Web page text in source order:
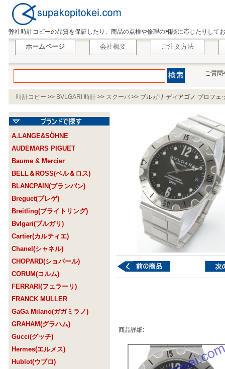
弊社時計コピーの品質を保証したり、商品の点検や修理の相談に応じたりして
ホームページ 会社概要 ご注文方法
ご質問
時計コピー >> BVLGARI 時計 >> スクーバ >> ブルガリ ディアゴノ プロフェ
A.LANGE&SÖHNE
AUDEMARS PIGUET
Baume & Mercier
BELL＆ROSS(ベル＆ロス)
BLANCPAIN(ブランパン)
Breguet(ブレゲ)
Breitling(ブライトリング)
Bvlgari(ブルガリ)
Cartier(カルティエ)
Chanel(シャネル)
CHOPARD(ショパール)
CORUM(コルム)
FERRARI(フェラーリ)
FRANCK MULLER
GaGa Milano(ガガミラノ)
GRAHAM(グラハム)
Gucci(グッチ)
Hermes(エルメス)
Hublot(ウブロ)
商品詳細: